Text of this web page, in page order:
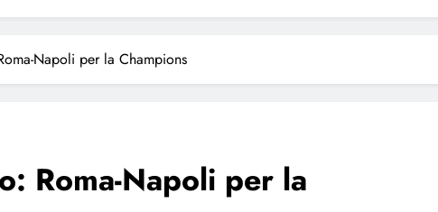
Napoli per la Champions
Roma-Napoli per la